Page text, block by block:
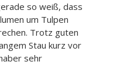
so weiß, dass
um Tulpen
Trotz guten
Stau kurz vor
sehr